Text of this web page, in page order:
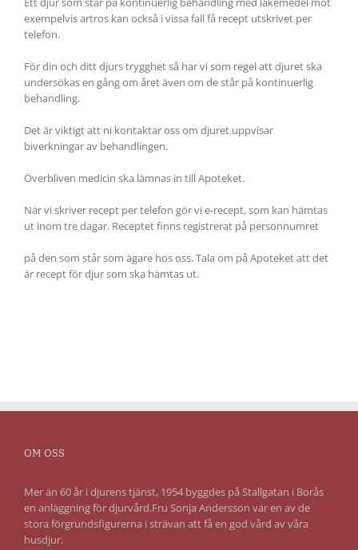
exempelvis artros kan också i vissa fall få recept utskrivet per
telefon.
För din och ditt djurs trygghet så har vi som regel att djuret ska
undersökas en gång om året även om de står på kontinuerlig
behandling.
Det är viktigt att ni kontaktar oss om djuret uppvisar
biverkningar av behandlingen.
Överbliven medicin ska lämnas in till Apoteket.
När vi skriver recept per telefon gör vi e-recept, som kan hämtas
ut inom tre dagar. Receptet finns registrerat på personnumret
på den som står som ägare hos oss. Tala om på Apoteket att det
är recept för djur som ska hämtas ut.
OM OSS
Mer än 60 år i djurens tjänst, 1954 byggdes på Stallgatan i Borås
en anläggning för djurvård.Fru Sonja Andersson var en av de
stora förgrundsfigurerna i strävan att få en god vård av våra
husdjur.